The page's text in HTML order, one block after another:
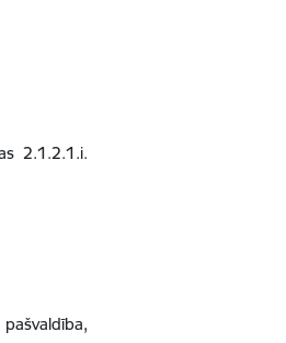
2.1.2.1.i.